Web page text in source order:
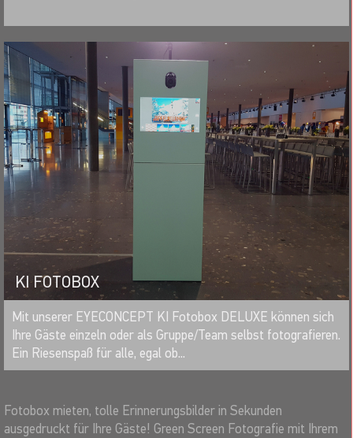
KI FOTOBOX
MERKEN
Mit unserer EYECONCEPT KI Fotobox DELUXE können sich
Ihre Gäste einzeln oder als Gruppe/Team selbst fotografieren.
Ein Riesenspaß für alle, egal ob...
Fotobox mieten, tolle Erinnerungsbilder in Sekunden
ausgedruckt für Ihre Gäste! Green Screen Fotografie mit Ihrem